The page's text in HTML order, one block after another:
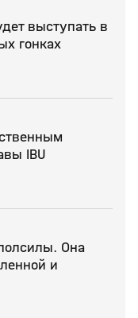
выступать в
гонках
IBU
Она
и